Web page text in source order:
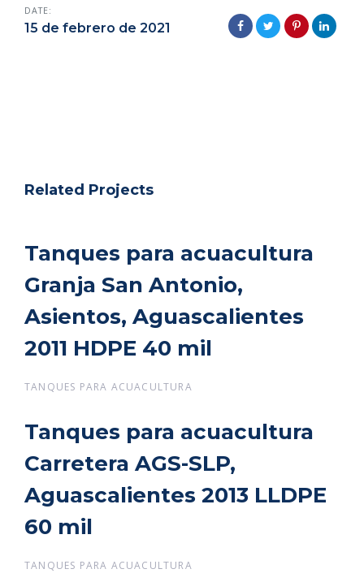
DATE:
15 de febrero de 2021
Related Projects
Tanques para acuacultura
Granja San Antonio,
Asientos, Aguascalientes
2011 HDPE 40 mil
Tanques para acuacultura
Granja San Antonio,
Asientos, Aguascalientes
2011 HDPE 40 mil
TANQUES PARA ACUACULTURA
Tanques para acuacultura
Carretera AGS-SLP,
Aguascalientes 2013 LLDPE
60 mil
Tanques para acuacultura
Carretera AGS-SLP,
Aguascalientes 2013 LLDPE
60 mil
TANQUES PARA ACUACULTURA